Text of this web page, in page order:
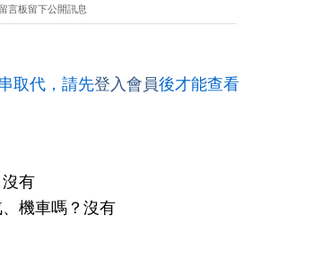
言板留下公開訊息
取代，請先登入會員後才能查看
有
機車嗎？沒有